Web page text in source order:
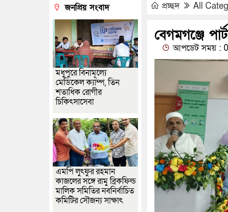
প্রচ্ছদ All
বেগমগঞ্জে
আপডেট সময় :
জনপ্রিয় সংবাদ
মধুপুরে বিনামূল্যে
মেডিকেল ক্যাম্প, তিন
শতাধিক রোগীর
চিকিৎসাসেবা
এমপি লুৎফুর রহমান
কাজলের সঙ্গে রামু ব্রিকফিল্ড
মালিক সমিতির নবনির্বাচিত
কমিটির সৌজন্য সাক্ষাৎ